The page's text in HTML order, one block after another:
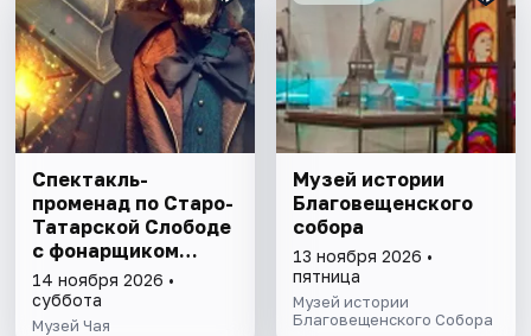
Спектакль-
променад по Старо-
Татарской Слободе
с фонарщиком
Фаролеро
14 ноября 2026 •
суббота
Музей Чая
Музей истории
Благовещенского
собора
13 ноября 2026 •
пятница
Музей истории
Благовещенского Собора